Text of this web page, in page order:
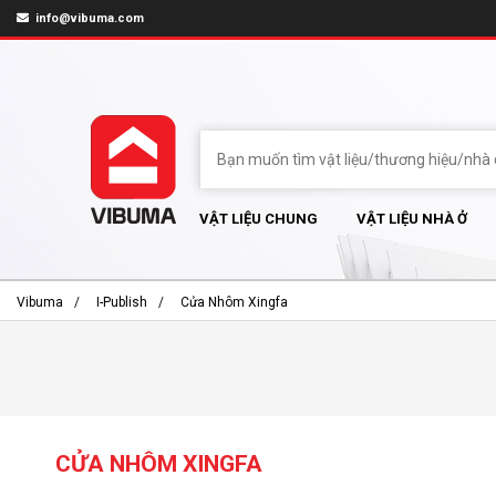
info@vibuma.com
VẬT LIỆU CHUNG VẬT LIỆU NHÀ Ở
Vibuma I-Publish Cửa Nhôm Xingfa
CỬA NHÔM XINGFA